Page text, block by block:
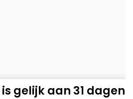
gelijk aan 31 dagen